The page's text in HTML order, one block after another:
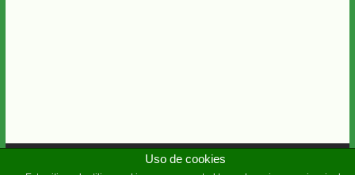
Diario Guadalquivir. Todos los derechos
Uso de cookies